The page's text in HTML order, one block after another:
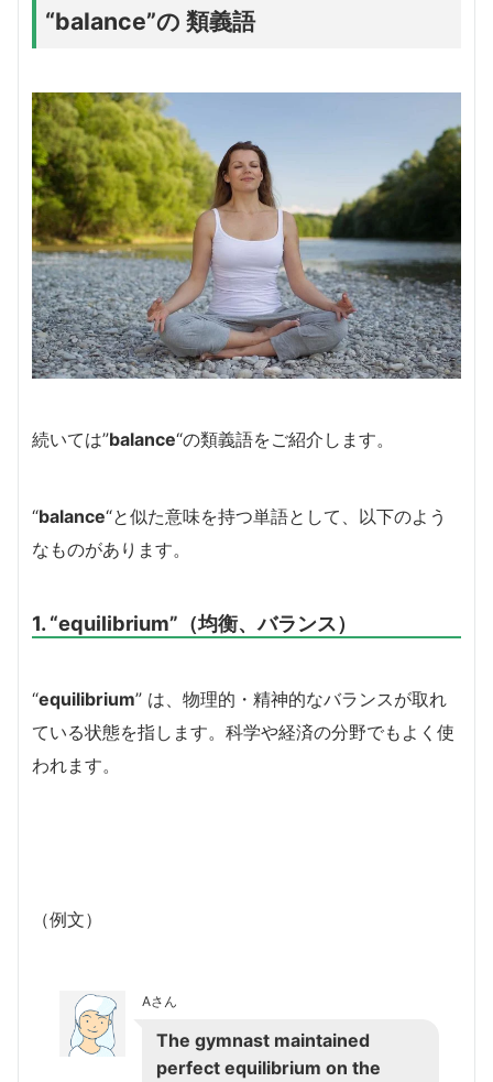
“balance”の 類義語
続いては”balance“の類義語をご紹介します。
“balance“と似た意味を持つ単語として、以下のよう
なものがあります。
1. “equilibrium”（均衡、バランス）
“equilibrium” は、物理的・精神的なバランスが取れ
ている状態を指します。科学や経済の分野でもよく使
われます。
（例文）
Aさん
The gymnast maintained
perfect equilibrium on the